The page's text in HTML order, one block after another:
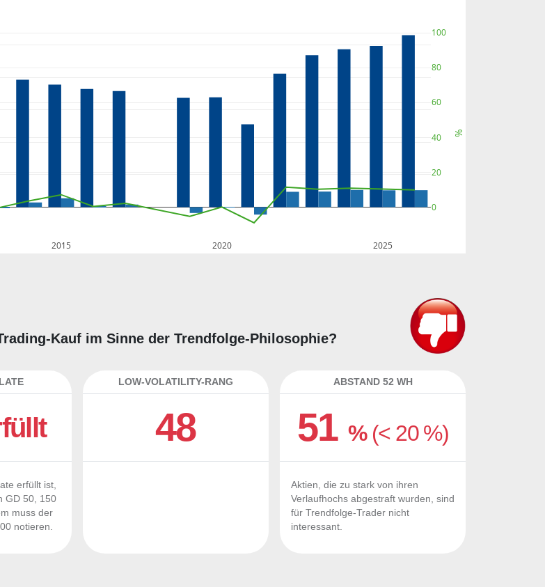
2015 2020 2025
0
20
40
60
80
100
%
Kauf im Sinne der Trendfolge-Philosophie?
erfüllt ist,
GD 50, 150
muss der
notieren.
LOW-VOLATILITY-RANG
48
ABSTAND 52 WH
51% (< 20 %)
Aktien, die zu stark von ihren
Verlaufhochs abgestraft wurden, sind
für Trendfolge-Trader nicht
interessant.